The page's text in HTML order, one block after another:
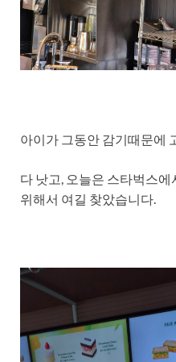
아이가 그동안 감기때문에
다 낫고, 오늘은 스타벅스
위해서 여길 찾았습니다.